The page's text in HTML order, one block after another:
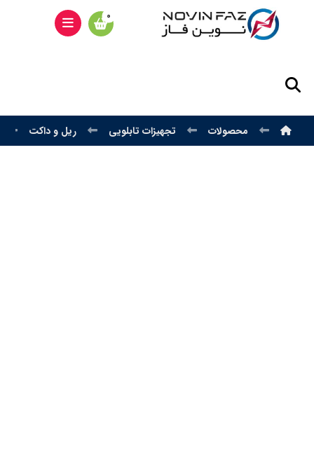
محصولات تجهیزات تابلویی ریل و داکت